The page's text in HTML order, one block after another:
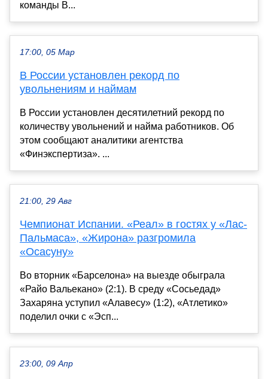
команды В...
17:00, 05 Мар
В России установлен рекорд по
увольнениям и наймам
В России установлен десятилетний рекорд по
количеству увольнений и найма работников. Об
этом сообщают аналитики агентства
«Финэкспертиза». ...
21:00, 29 Авг
Чемпионат Испании. «Реал» в гостях у «Лас-
Пальмаса», «Жирона» разгромила
«Осасуну»
Во вторник «Барселона» на выезде обыграла
«Райо Вальекано» (2:1). В среду «Сосьедад»
Захаряна уступил «Алавесу» (1:2), «Атлетико»
поделил очки с «Эсп...
23:00, 09 Апр